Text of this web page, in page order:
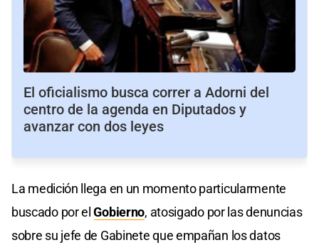
El oficialismo busca correr a Adorni del
centro de la agenda en Diputados y
avanzar con dos leyes
La medición llega en un momento particularmente
buscado por elGobierno, atosigado por las denuncias
sobre su jefe de Gabinete que empañan los datos